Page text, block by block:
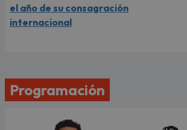
el año de su consagración
internacional
Programación